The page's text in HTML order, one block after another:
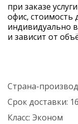
при заказе
офис, стоимость
индивидуально
и зависит от
Страна-
Срок доставки:
Класс: Эконом